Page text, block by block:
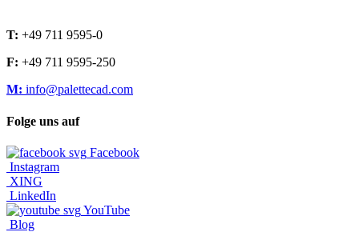
T: +49 711 9595-0
F: +49 711 9595-250
M: info@palettecad.com
Folge uns auf
Facebook
Instagram
XING
LinkedIn
YouTube
Blog